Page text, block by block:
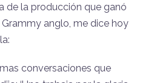
de la producción que ganó
anglo, me dice hoy
conversaciones que